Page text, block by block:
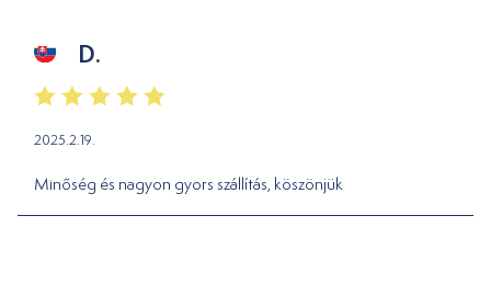
D.
2025.2.19.
Minőség és nagyon gyors szállítás, köszönjük